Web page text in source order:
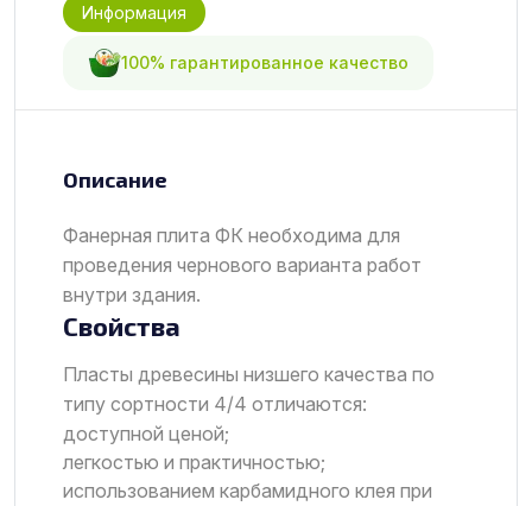
Информация
100% гарантированное качество
Описание
Фанерная плита ФК необходима для
проведения чернового варианта работ
внутри здания.
Свойства
Пласты древесины низшего качества по
типу сортности 4/4 отличаются:
доступной ценой;
легкостью и практичностью;
использованием карбамидного клея при